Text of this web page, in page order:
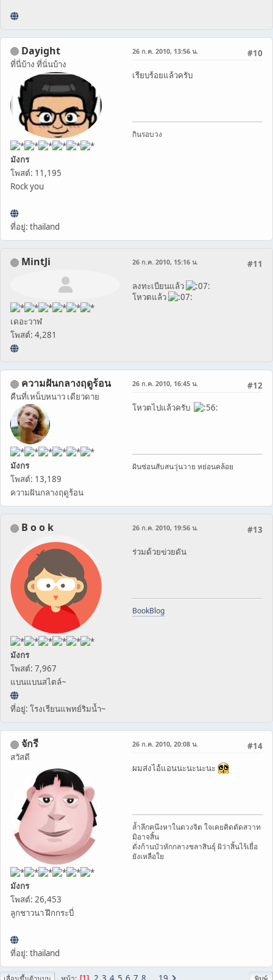
Dayight
ที่นี่บ้าง ที่นั่นบ้าง
มังกร
โพสต์: 11,195
Rock you
ที่อยู่: thailand
#10
26 ก.ค. 2010, 13:56 น.
เรียบร้อยแล้วครับ
กินรอบวง
MintJi
เดอะวาฬ
โพสต์: 4,281
#11
26 ก.ค. 2010, 15:16 น.
ลงทะเบียนแล้ว
โหวตแล้ว
ความฝันกลางฤดูร้อน
คืนที่เหน็บหนาว เดียวดาย
มังกร
โพสต์: 13,189
ความฝันกลางฤดูร้อน
#12
26 ก.ค. 2010, 16:45 น.
โหวตไปแล้วครับ
ฝันซ่อนสับสนวุ่นวาย หย่อนคล้อย
B o o k
มังกร
โพสต์: 7,967
แบนแบนสไตล์~
ที่อยู่: โรงเรียนแพทย์ริมน้ำ~
#13
26 ก.ค. 2010, 19:56 น.
ร่วมด้วยฃ่วยดัน
BookBlog
จักรี
สวัสดี
มังกร
โพสต์: 26,453
ลูกชาวนา ฝึกกระบี่
ที่อยู่: thailand
#14
26 ก.ค. 2010, 20:08 น.
ผมส่งไอ้แอนนะนะนะนะ
ล้ำลึกคนึงหาในดวงจิต ใจเคยคิดตัดสวาท
มิอาจสิ้น
ดั่งก้านบัวหักกลางชลาสินธุ์ ผิว่าสิ้นไร้เยื่อ
ยังเหลือใย